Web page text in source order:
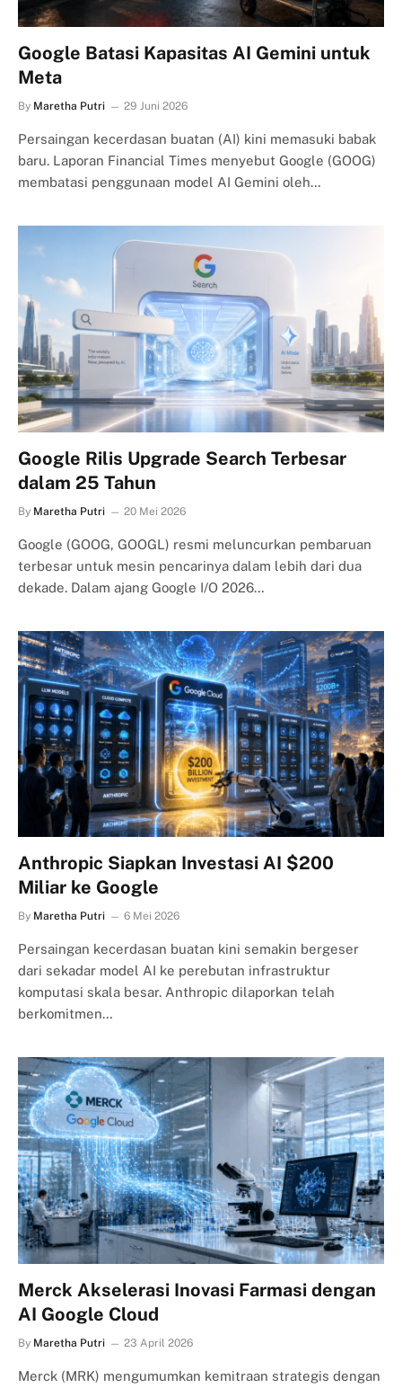
Google Batasi Kapasitas AI Gemini untuk
Meta
By Maretha Putri 29 Juni 2026
Persaingan kecerdasan buatan (AI) kini memasuki babak
baru. Laporan Financial Times menyebut Google (GOOG)
membatasi penggunaan model AI Gemini oleh…
Google Rilis Upgrade Search Terbesar
dalam 25 Tahun
By Maretha Putri 20 Mei 2026
Google (GOOG, GOOGL) resmi meluncurkan pembaruan
terbesar untuk mesin pencarinya dalam lebih dari dua
dekade. Dalam ajang Google I/O 2026…
Anthropic Siapkan Investasi AI $200
Miliar ke Google
By Maretha Putri 6 Mei 2026
Persaingan kecerdasan buatan kini semakin bergeser
dari sekadar model AI ke perebutan infrastruktur
komputasi skala besar. Anthropic dilaporkan telah
berkomitmen…
Merck Akselerasi Inovasi Farmasi dengan
AI Google Cloud
By Maretha Putri 23 April 2026
Merck (MRK) mengumumkan kemitraan strategis dengan